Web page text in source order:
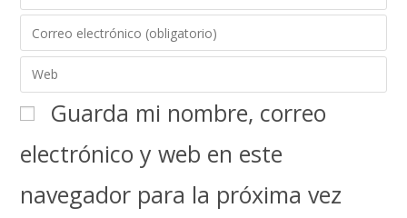
Guarda mi nombre, correo
electrónico y web en este
navegador para la próxima vez